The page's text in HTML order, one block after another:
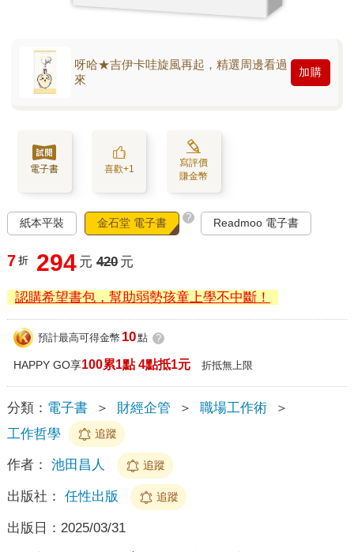
呀哈★吉伊卡哇旋風再起，精選周邊看過
來
加購
電子書 喜歡+1
寫評價
賺金幣
紙本平裝 金石堂 電子書 ? Readmoo 電子書
7 折 294 元 420 元
認購希望書包，幫助弱勢孩童上學不中斷！
預計最高可得金幣 10點 ?
HAPPY GO享100累1點 4點抵1元 折抵無上限
分類： 電子書 ＞ 財經企管 ＞ 職場工作術
＞
工作哲學
追蹤
作者： 池田昌人 追蹤
出版社： 任性出版 追蹤
出版日： 2025/03/31